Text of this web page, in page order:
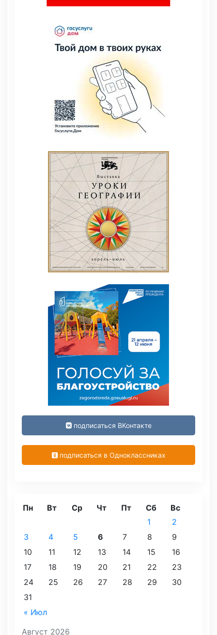
подписаться ВКонтакте
подписаться в Одноклассниках
Август 2026
Пн Вт Ср Чт Пт Сб Вс
« Июл
1
2
3
4 5 6 7 8
9
10
11 12 13 14 15
16
17
18 19 20 21 22
23
24
25 26 27 28 29
30
31